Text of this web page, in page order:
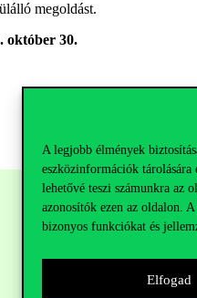
A legjobb élmények
eszközinformációk tárolására
lehetővé teszi számunkra az
azonosítók ezen az oldalon.
bizonyos funkciókat és
Elfogad
megoldást.
október 30.